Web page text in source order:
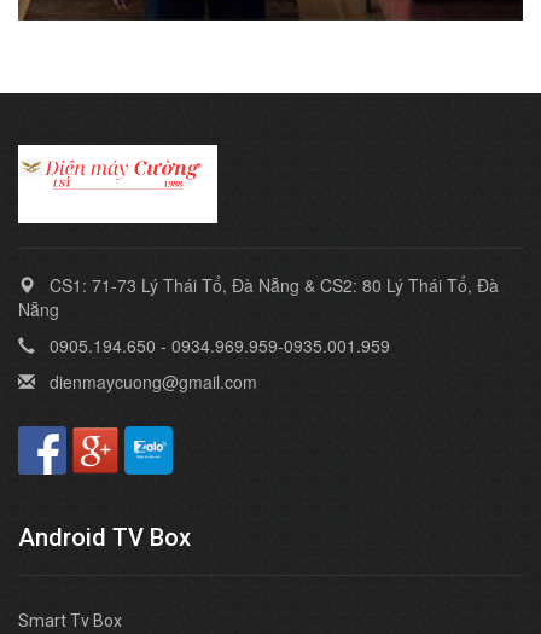
CS1: 71-73 Lý Thái Tổ, Đà Nẵng & CS2: 80 Lý Thái Tổ, Đà
Nẵng
0905.194.650 - 0934.969.959-0935.001.959
dienmaycuong@gmail.com
Android TV Box
Smart Tv Box